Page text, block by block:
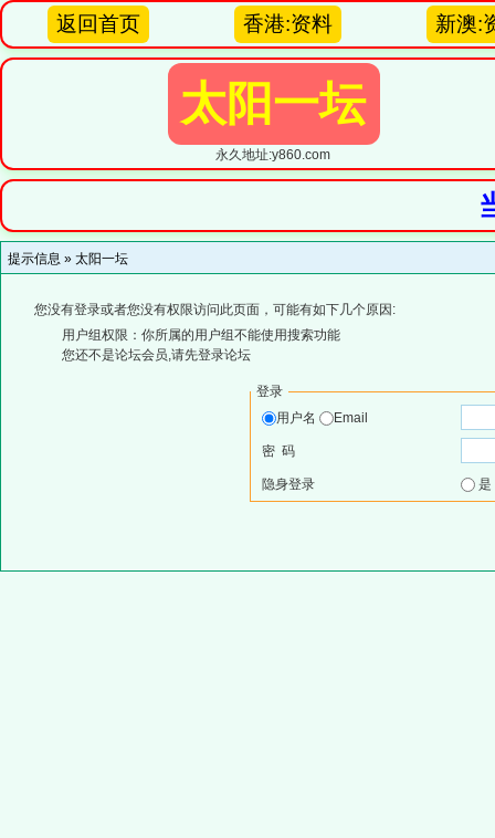
返回首页 香港:资料 新澳:
太阳一坛
永久地址:y860.com
提示信息 » 太阳一坛
您没有登录或者您没有权限访问此页面，可能有如下几个原因:
用户组权限：你所属的用户组不能使用搜索功能
您还不是论坛会员,请先登录论坛
登录
用户名
Email
密 码
隐身登录